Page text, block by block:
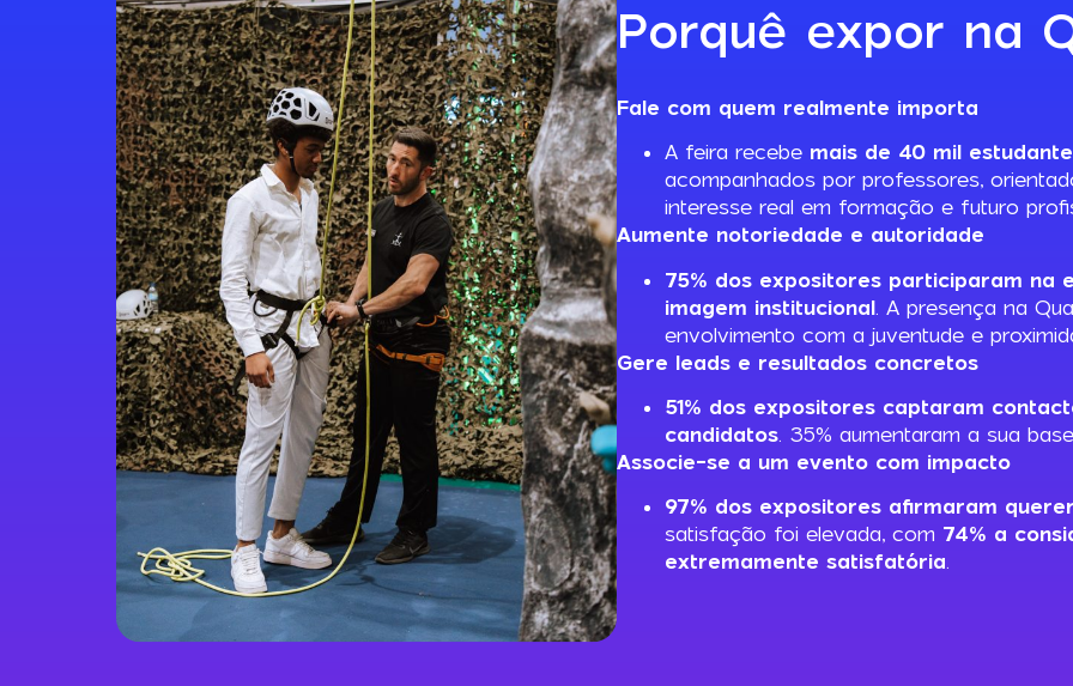
Porquê expor na
Fale com quem realmente importa
A feira recebe mais de 40 mil
acompanhados por professores,
interesse real em formação e futuro
Aumente notoriedade e autoridade
75% dos expositores participaram
imagem institucional . A presença na
envolvimento com a juventude e
Gere leads e resultados concretos
51% dos expositores captaram
candidatos . 35% aumentaram a sua
Associe-se a um evento com impacto
97% dos expositores afirmaram
satisfação foi elevada, com 74% a
extremamente satisfatória.